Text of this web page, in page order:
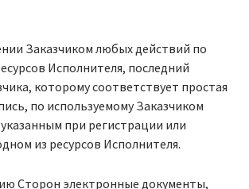
Заказчиком любых действий по
Исполнителя, последний
которому соответствует простая
по используемому Заказчиком
при регистрации или
из ресурсов Исполнителя.
Сторон электронные документы,